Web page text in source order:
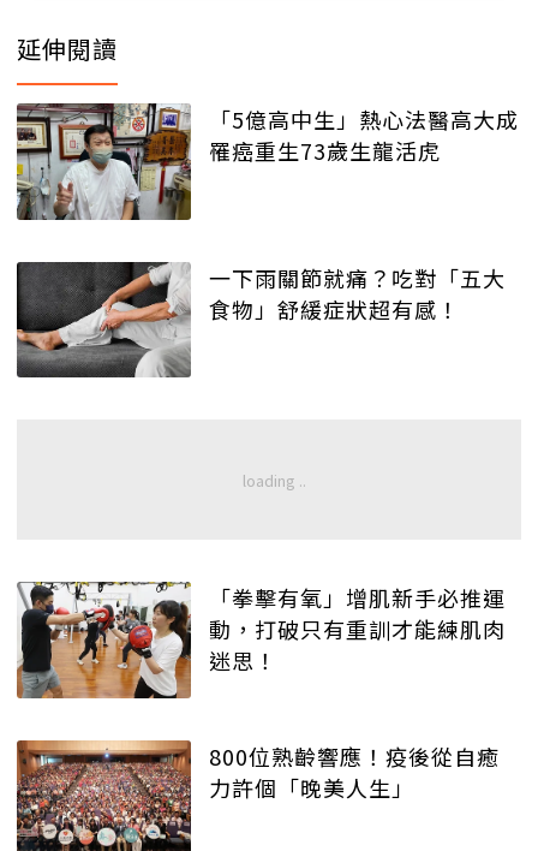
延伸閱讀
「5億高中生」熱心法醫高大成
罹癌重生73歲生龍活虎
一下雨關節就痛？吃對「五大
食物」舒緩症狀超有感！
「拳擊有氧」增肌新手必推運
動，打破只有重訓才能練肌肉
迷思！
800位熟齡響應！疫後從自癒
力許個「晚美人生」